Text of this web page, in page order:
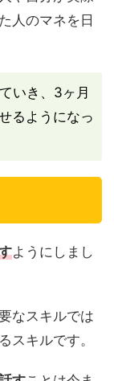
人のマネを日
いき、3ヶ月
るようになっ
ようにしまし
なスキルでは
スキルです。